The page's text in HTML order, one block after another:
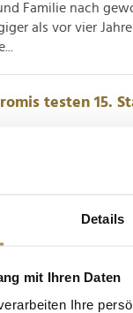
Details
mit Ihren Daten
Ihre
Familie nach
als vor vier
testen 15.
und beste
vorab...
ist noch